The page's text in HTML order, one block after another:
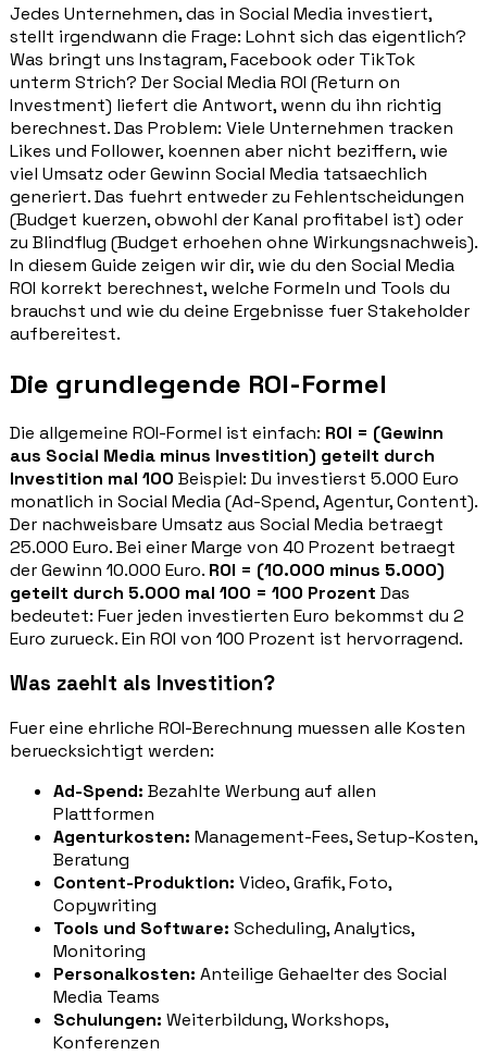
Jedes Unternehmen, das in Social Media investiert,
stellt irgendwann die Frage: Lohnt sich das eigentlich?
Was bringt uns Instagram, Facebook oder TikTok
unterm Strich? Der Social Media ROI (Return on
Investment) liefert die Antwort, wenn du ihn richtig
berechnest. Das Problem: Viele Unternehmen tracken
Likes und Follower, koennen aber nicht beziffern, wie
viel Umsatz oder Gewinn Social Media tatsaechlich
generiert. Das fuehrt entweder zu Fehlentscheidungen
(Budget kuerzen, obwohl der Kanal profitabel ist) oder
zu Blindflug (Budget erhoehen ohne Wirkungsnachweis).
In diesem Guide zeigen wir dir, wie du den Social Media
ROI korrekt berechnest, welche Formeln und Tools du
brauchst und wie du deine Ergebnisse fuer Stakeholder
aufbereitest.
Die grundlegende ROI-Formel
Die allgemeine ROI-Formel ist einfach: ROI = (Gewinn
aus Social Media minus Investition) geteilt durch
Investition mal 100 Beispiel: Du investierst 5.000 Euro
monatlich in Social Media (Ad-Spend, Agentur, Content).
Der nachweisbare Umsatz aus Social Media betraegt
25.000 Euro. Bei einer Marge von 40 Prozent betraegt
der Gewinn 10.000 Euro. ROI = (10.000 minus 5.000)
geteilt durch 5.000 mal 100 = 100 Prozent Das
bedeutet: Fuer jeden investierten Euro bekommst du 2
Euro zurueck. Ein ROI von 100 Prozent ist hervorragend.
Was zaehlt als Investition?
Fuer eine ehrliche ROI-Berechnung muessen alle Kosten
beruecksichtigt werden:
Ad-Spend: Bezahlte Werbung auf allen
Plattformen
Agenturkosten: Management-Fees, Setup-Kosten,
Beratung
Content-Produktion: Video, Grafik, Foto,
Copywriting
Tools und Software: Scheduling, Analytics,
Monitoring
Personalkosten: Anteilige Gehaelter des Social
Media Teams
Schulungen: Weiterbildung, Workshops,
Konferenzen